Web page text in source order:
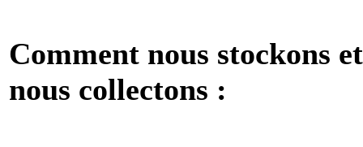
Comment nous stockons
nous collectons :